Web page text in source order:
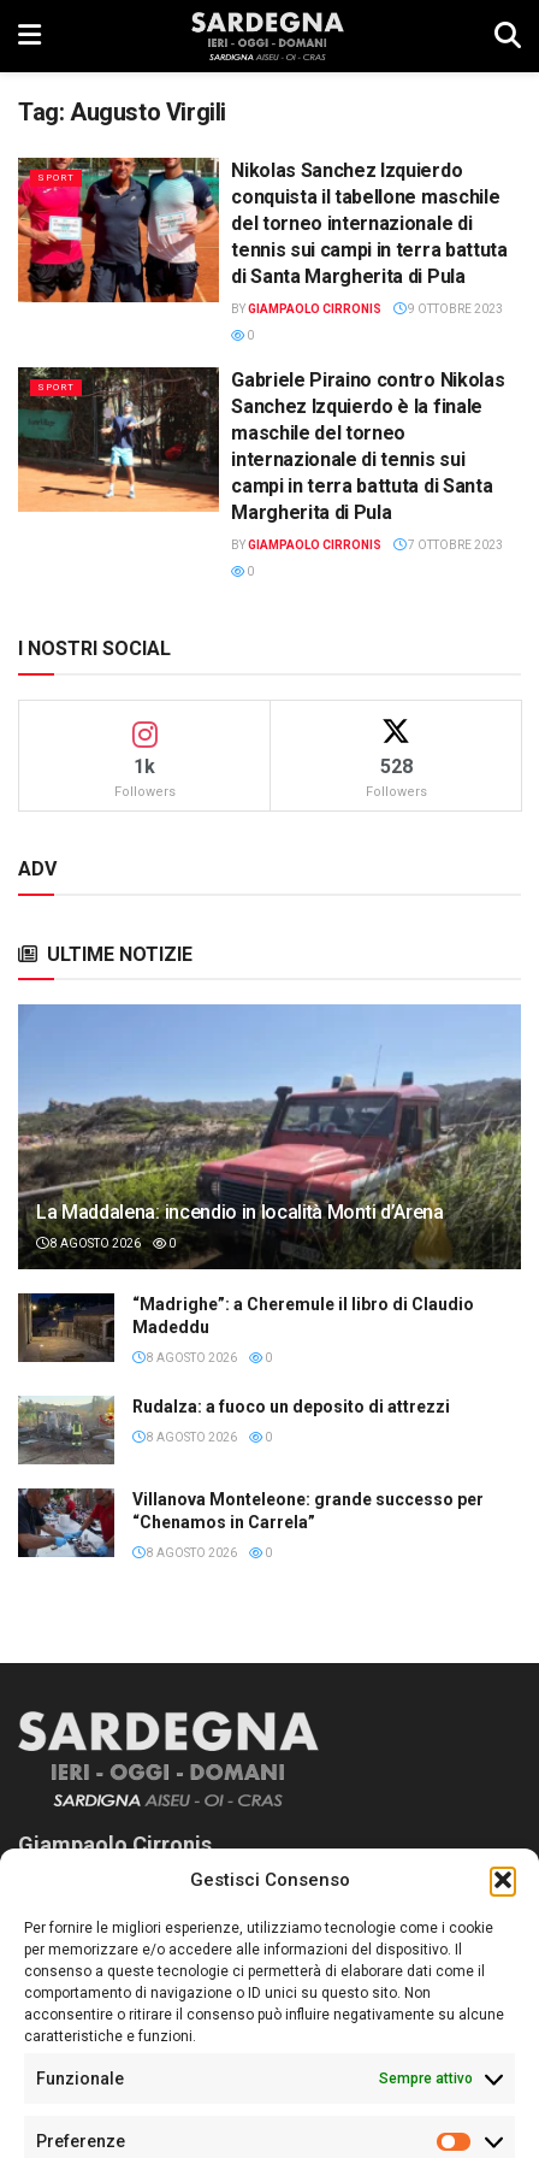
Gestisci Consenso
Per fornire le migliori esperienze, utilizziamo tecnologie come i cookie
per memorizzare e/o accedere alle informazioni del dispositivo. Il
consenso a queste tecnologie ci permetterà di elaborare dati come il
comportamento di navigazione o ID unici su questo sito. Non
acconsentire o ritirare il consenso può influire negativamente su alcune
caratteristiche e funzioni.
Funzionale Sempre attivo
Preferenze
Tag: Augusto Virgili
SPORT
Nikolas Sanchez Izquierdo
conquista il tabellone maschile
del torneo internazionale di
tennis sui campi in terra battuta
di Santa Margherita di Pula
BYGIAMPAOLO CIRRONIS
9 OTTOBRE 2023
0
SPORT
Gabriele Piraino contro Nikolas
Sanchez Izquierdo è la finale
maschile del torneo
internazionale di tennis sui
campi in terra battuta di Santa
Margherita di Pula
BYGIAMPAOLO CIRRONIS
7 OTTOBRE 2023
0
I NOSTRI SOCIAL
1k
Followers
528
Followers
ADV
ULTIME NOTIZIE
La Maddalena: incendio in località Monti d’Arena
8 AGOSTO 2026 0
“Madrighe”: a Cheremule il libro di Claudio
Madeddu
8 AGOSTO 2026 0
Rudalza: a fuoco un deposito di attrezzi
8 AGOSTO 2026 0
Villanova Monteleone: grande successo per
“Chenamos in Carrela”
8 AGOSTO 2026 0
Giampaolo Cirronis
Sardegna Ieri-Oggi-Domani nasce per informare “liberamente” i
lettori su quanto accade in Sardegna, con un occhio rivolto al
nostro passato e, soprattutto, al nostro futuro
Follow Us
Sede:Via Cristoforo Colombo 09013 Carbonia